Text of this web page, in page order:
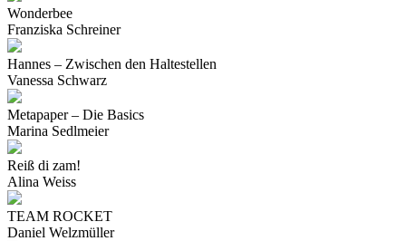
Wonderbee
Franziska Schreiner
Hannes – Zwischen den Haltestellen
Vanessa Schwarz
Metapaper – Die Basics
Marina Sedlmeier
Reiß di zam!
Alina Weiss
TEAM ROCKET
Daniel Welzmüller